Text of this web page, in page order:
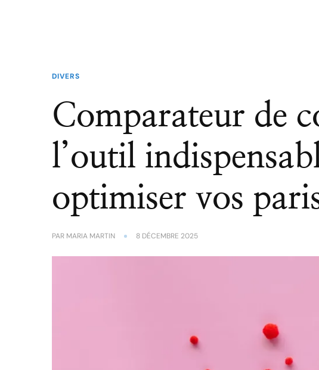
DIVERS
Comparateur de
l’outil
optimiser vos
PAR MARIA MARTIN 8 DÉCEMBRE 2025